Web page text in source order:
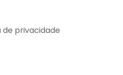
de privacidade